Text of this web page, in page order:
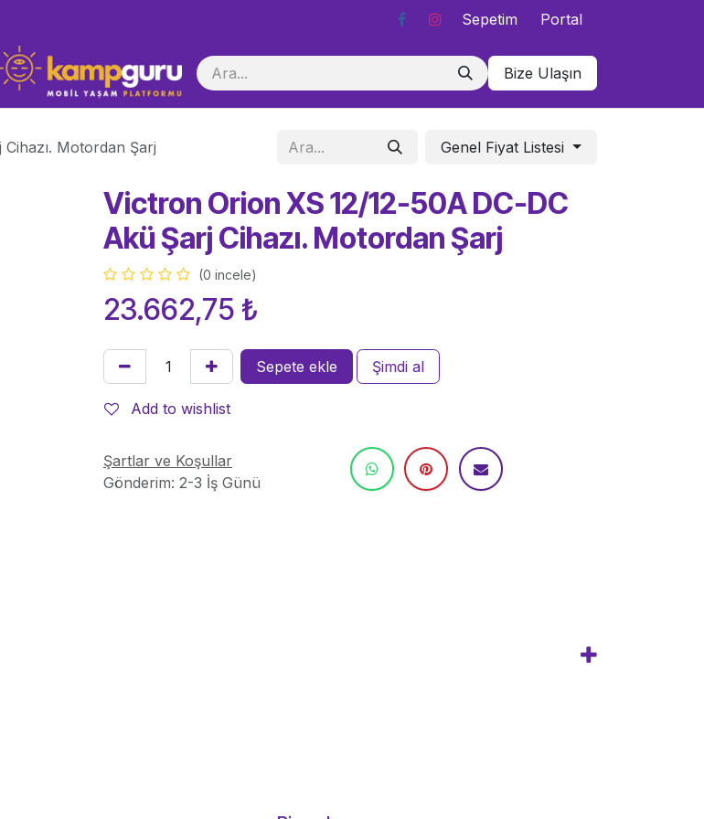
Sepetim Portal
Bize Ulaşın
Motordan Şarj Genel Fiyat Listesi
Victron Orion XS 12/12-50A DC-DC
Akü Şarj Cihazı. Motordan Şarj
(0 incele)
23.662,75 ₺
Sepete ekle Şimdi al
Add to wishlist
Şartlar ve Koşullar
Gönderim: 2-3 İş Günü